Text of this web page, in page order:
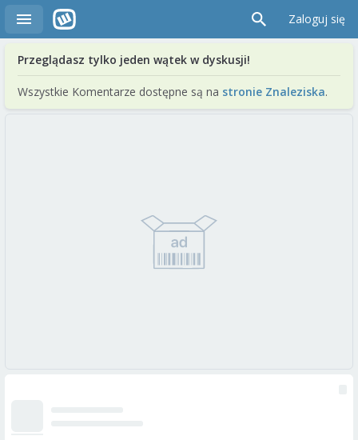
Zaloguj się
Przeglądasz tylko jeden wątek w dyskusji!
Wszystkie Komentarze dostępne są na stronie Znaleziska.